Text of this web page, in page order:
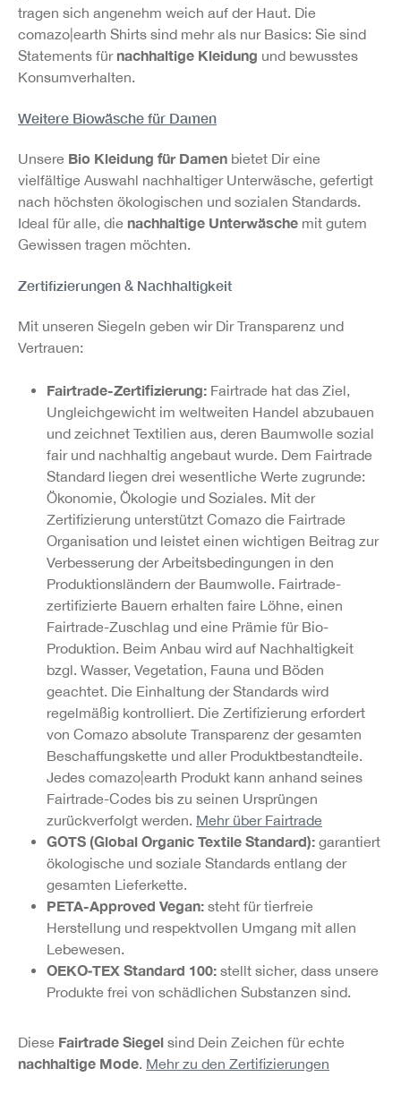
tragen sich angenehm weich auf der Haut. Die
comazo|earth Shirts sind mehr als nur Basics: Sie sind
Statements für nachhaltige Kleidung und bewusstes
Konsumverhalten.
Weitere Biowäsche für Damen
Unsere Bio Kleidung für Damen bietet Dir eine
vielfältige Auswahl nachhaltiger Unterwäsche, gefertigt
nach höchsten ökologischen und sozialen Standards.
Ideal für alle, die nachhaltige Unterwäsche mit gutem
Gewissen tragen möchten.
Zertifizierungen & Nachhaltigkeit
Mit unseren Siegeln geben wir Dir Transparenz und
Vertrauen:
Fairtrade-Zertifizierung: Fairtrade hat das Ziel,
Ungleichgewicht im weltweiten Handel abzubauen
und zeichnet Textilien aus, deren Baumwolle sozial
fair und nachhaltig angebaut wurde. Dem Fairtrade
Standard liegen drei wesentliche Werte zugrunde:
Ökonomie, Ökologie und Soziales. Mit der
Zertifizierung unterstützt Comazo die Fairtrade
Organisation und leistet einen wichtigen Beitrag zur
Verbesserung der Arbeitsbedingungen in den
Produktionsländern der Baumwolle. Fairtrade-
zertifizierte Bauern erhalten faire Löhne, einen
Fairtrade-Zuschlag und eine Prämie für Bio-
Produktion. Beim Anbau wird auf Nachhaltigkeit
bzgl. Wasser, Vegetation, Fauna und Böden
geachtet. Die Einhaltung der Standards wird
regelmäßig kontrolliert. Die Zertifizierung erfordert
von Comazo absolute Transparenz der gesamten
Beschaffungskette und aller Produktbestandteile.
Jedes comazo|earth Produkt kann anhand seines
Fairtrade-Codes bis zu seinen Ursprüngen
zurückverfolgt werden. Mehr über Fairtrade
GOTS (Global Organic Textile Standard): garantiert
ökologische und soziale Standards entlang der
gesamten Lieferkette.
PETA-Approved Vegan: steht für tierfreie
Herstellung und respektvollen Umgang mit allen
Lebewesen.
OEKO‑TEX Standard 100: stellt sicher, dass unsere
Produkte frei von schädlichen Substanzen sind.
Diese Fairtrade Siegel sind Dein Zeichen für echte
nachhaltige Mode. Mehr zu den Zertifizierungen